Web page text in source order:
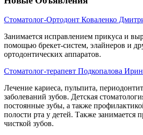
Стоматолог-Ортодонт Коваленко
Занимается исправлением прикуса и
помощью брекет-систем, элайнеров и
ортодонтических аппаратов.
Стоматолог-терапевт Подкопалова
Лечение кариеса, пульпита,
заболеваний зубов. Детская
постоянные зубы, а также
полости рта у детей. Также занимается
чисткой зубов.